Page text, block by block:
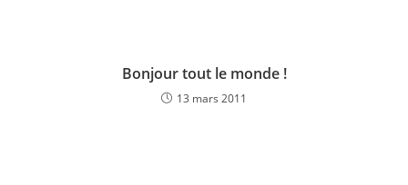
Bonjour tout le monde !
13 mars 2011